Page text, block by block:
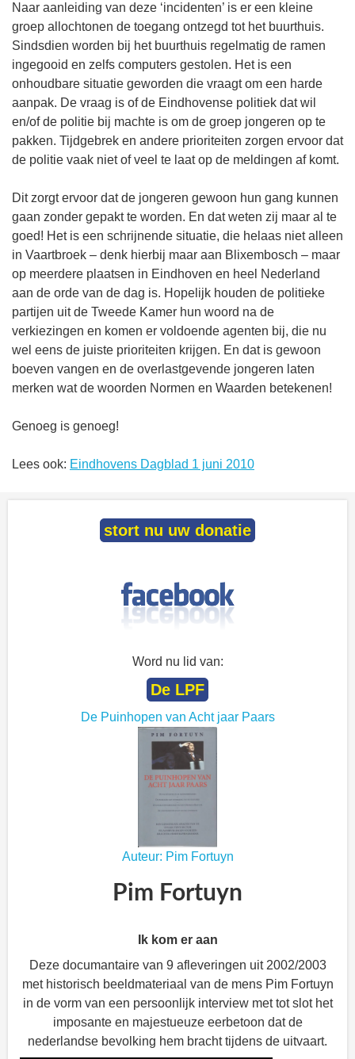
Naar aanleiding van deze ‘incidenten’ is er een kleine
groep allochtonen de toegang ontzegd tot het buurthuis.
Sindsdien worden bij het buurthuis regelmatig de ramen
ingegooid en zelfs computers gestolen. Het is een
onhoudbare situatie geworden die vraagt om een harde
aanpak. De vraag is of de Eindhovense politiek dat wil
en/of de politie bij machte is om de groep jongeren op te
pakken. Tijdgebrek en andere prioriteiten zorgen ervoor dat
de politie vaak niet of veel te laat op de meldingen af komt.
Dit zorgt ervoor dat de jongeren gewoon hun gang kunnen
gaan zonder gepakt te worden. En dat weten zij maar al te
goed! Het is een schrijnende situatie, die helaas niet alleen
in Vaartbroek – denk hierbij maar aan Blixembosch – maar
op meerdere plaatsen in Eindhoven en heel Nederland
aan de orde van de dag is. Hopelijk houden de politieke
partijen uit de Tweede Kamer hun woord na de
verkiezingen en komen er voldoende agenten bij, die nu
wel eens de juiste prioriteiten krijgen. En dat is gewoon
boeven vangen en de overlastgevende jongeren laten
merken wat de woorden Normen en Waarden betekenen!
Genoeg is genoeg!
Lees ook: Eindhovens Dagblad 1 juni 2010
stort nu uw donatie
Word nu lid van:
De LPF
De Puinhopen van Acht jaar Paars
Auteur: Pim Fortuyn
Pim Fortuyn
Ik kom er aan
Deze documantaire van 9 afleveringen uit 2002/2003
met historisch beeldmateriaal van de mens Pim Fortuyn
in de vorm van een persoonlijk interview met tot slot het
imposante en majestueuze eerbetoon dat de
nederlandse bevolking hem bracht tijdens de uitvaart.